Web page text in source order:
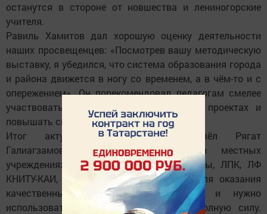
останутся в стороне от новшества и лениногорские
учителя.
Равиль Хамитов дал хорошую оценку деятельности
наших просвещенцев: «Посмотрев вашу методическую
выставку, я убедился, что система образования города
и района движется в ногу со временем, а в чём-то и с
опережением». Он порекомендовал педагогам смелее
участвовать в федеральных грантовых проектах и
повышать свой рейтинг.
Итог актуальному разговору подвёл Рягат
Галиагзамович. Он отметил, что в местных
учреждениях образования, включая школы, ЛПК, ЛФ
КНИТУ-КАИ, ЛМХПК, есть все условия для оказания
качественных образовательных услуг, и нужно
использовать имеющиеся ресурсы в полную силу.